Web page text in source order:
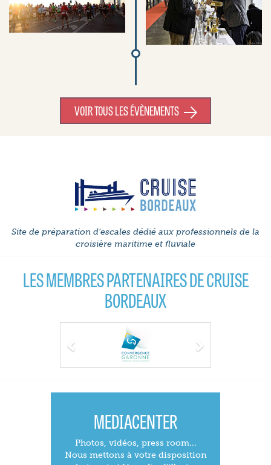
VOIR TOUS LES ÉVÈNEMENTS
Site de préparation d'escales dédié aux professionnels de la
croisière maritime et fluviale
LES MEMBRES PARTENAIRES DE CRUISE
BORDEAUX
MEDIACENTER
Photos, vidéos, press room...
Nous mettons à votre disposition